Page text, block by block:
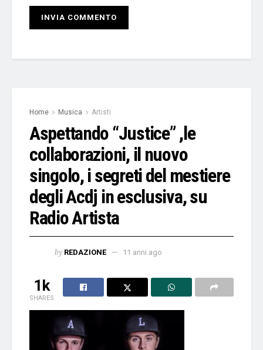
Home Musica Artisti
Aspettando “Justice” ,le
collaborazioni, il nuovo
singolo, i segreti del mestiere
degli Acdj in esclusiva, su
Radio Artista
by REDAZIONE 11 anni ago
1k
SHARES